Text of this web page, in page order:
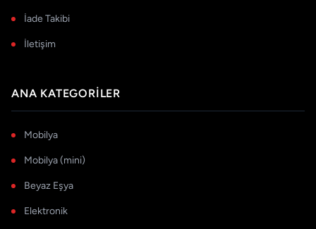
İade Takibi
İletişim
ANA KATEGORILER
Mobilya
Mobilya (mini)
Beyaz Eşya
Elektronik